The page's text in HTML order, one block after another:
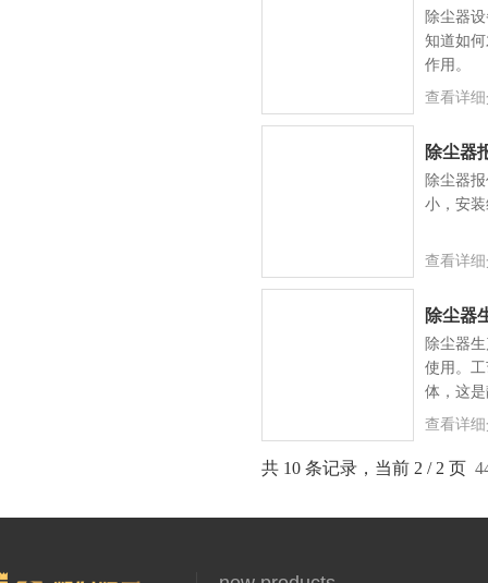
除尘器
知道如
作用。
查看详
除尘器
除尘器
小，安
查看详
除尘器
除尘器
使用。
体，这
查看详
共 10 条记录，当前 2 / 2 页